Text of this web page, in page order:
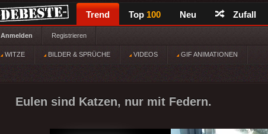
Trend Top 100 Neu Zufall
Anmelden Registrieren
WITZE BILDER & SPRÜCHE VIDEOS GIF ANIMATIONEN
Eulen sind Katzen, nur mit Federn.